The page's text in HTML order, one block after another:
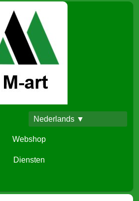
Nederlands ▼
Webshop
Diensten